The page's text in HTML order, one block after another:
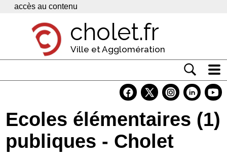
Panneau de gestion des cookies
accès au contenu
cholet.fr
Ville et Agglomération
Vivre à Cholet
Economie
Services
Ecoles élémentaires (1)
publiques - Cholet